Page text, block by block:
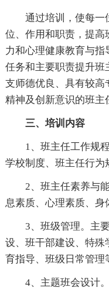
通过培训，使每一
位、作用和职责，提
力和心理健康教育与
任务和主要职责提升班
支师德优良、具有较
精神及创新意识的班主
三、培训内容
1、班主任工作规
学校制度、班主任行为
2、班主任素养与
息素质、心理素质、身
3、班级管理。主
设、班干部建设、特殊
育指导、班级日常管理
4、主题班会设计